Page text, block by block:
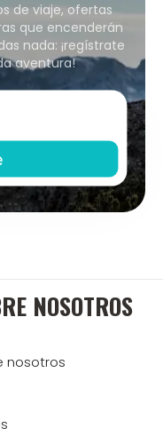
de viaje, ofertas
que encenderán
nada: ¡regístrate
aventura!
NOSOTROS
nosotros